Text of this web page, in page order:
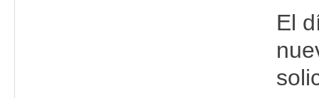
El